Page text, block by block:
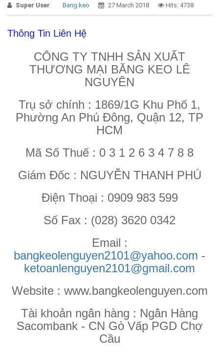
Super User Bang keo 27 March 2018 Hits: 4738
Thông Tin Liên Hệ
CÔNG TY TNHH SẢN XUẤT
THƯƠNG MẠI BĂNG KEO LÊ
NGUYÊN
Trụ sở chính : 1869/1G Khu Phố 1,
Phường An Phú Đông, Quận 12, TP
HCM
Mã Số Thuế : 0 3 1 2 6 3 4 7 8 8
Giám Đốc : NGUYỄN THANH PHÚ
Điện Thoại : 0909 983 599
Số Fax : (028) 3620 0342
Email :
bangkeolenguyen2101@yahoo.com -
ketoanlenguyen2101@gmail.com
Website : www.bangkeolenguyen.com
Tài khoản ngân hàng : Ngân Hàng
Sacombank - CN Gò Vấp PGD Chợ
Cầu